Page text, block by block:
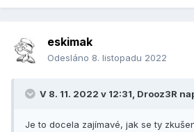
eskimak
Odesláno 8. listopadu 2022
V 8. 11. 2022 v 12:31, Drooz3R
Je to docela zajímavé, jak se ty